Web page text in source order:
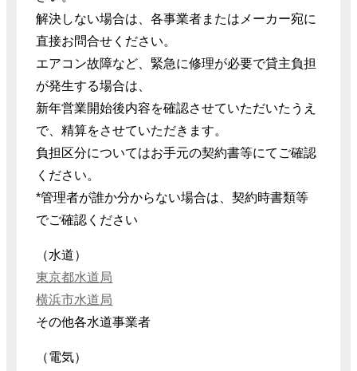
解決しない場合は、各事業者またはメーカー宛に
直接お問合せください。
エアコン故障など、緊急に修理が必要で貸主負担
が発生する場合は、
新年営業開始後内容を確認させていただいたうえ
で、精算をさせていただきます。
負担区分についてはお手元の契約書等にてご確認
ください。
*管理者が誰か分からない場合は、契約時書類等
でご確認ください
（水道）
東京都水道局
横浜市水道局
その他各水道事業者
（電気）